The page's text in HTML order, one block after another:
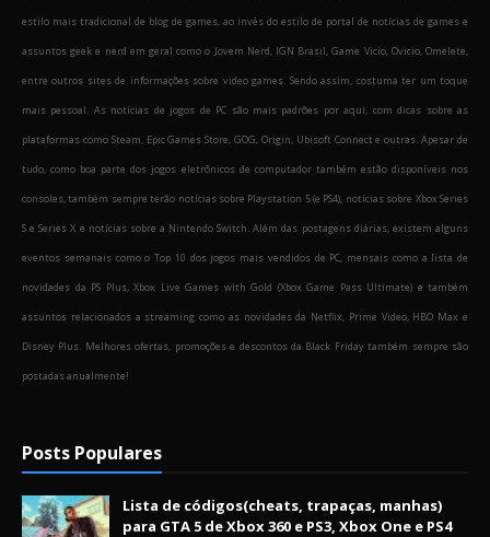
estilo mais tradicional de blog de games, ao invés do estilo de portal de notícias de games e
assuntos geek e nerd em geral como o Jovem Nerd, IGN Brasil, Game Vicio, Ovicio, Omelete,
entre outros sites de informações sobre video games. Sendo assim, costuma ter um toque
mais pessoal. As notícias de jogos de PC são mais padrões por aqui, com dicas sobre as
plataformas como Steam, Epic Games Store, GOG, Origin, Ubisoft Connect e outras. Apesar de
tudo, como boa parte dos jogos eletrônicos de computador também estão disponíveis nos
consoles, também sempre terão notícias sobre Playstation 5 (e PS4), notícias sobre Xbox Series
S e Series X e notícias sobre a Nintendo Switch. Além das postagens diárias, existem alguns
eventos semanais como o Top 10 dos jogos mais vendidos de PC, mensais como a lista de
novidades da PS Plus, Xbox Live Games with Gold (Xbox Game Pass Ultimate) e também
assuntos relacionados a streaming como as novidades da Netflix, Prime Video, HBO Max e
Disney Plus. Melhores ofertas, promoções e descontos da Black Friday também sempre são
postadas anualmente!
Posts Populares
Lista de códigos(cheats, trapaças, manhas)
para GTA 5 de Xbox 360 e PS3, Xbox One e PS4